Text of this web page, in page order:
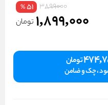
3899000
51
%
1,899,000 تومان
تومان
، چک و ضامن